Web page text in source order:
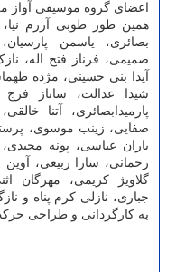
اعضای گروه موسیقی آواز
همین طور طوبی آزرم نیا،
بصائری، یاسمن
صمیمی، فرناز فتح اله،
آیدا بنی حسینی، مژده
شیدا عدالت، ساناز فرج
پارمیدابصائری، آتنا
صفایی، زینب موسوی،
باران عباسی، پونه
رحمانی، سارا ربیعی، آوین
گلاویژ کریمی، مهرگان
جباری، نازلی کرم پناه و
به کارگردانی و طراحی